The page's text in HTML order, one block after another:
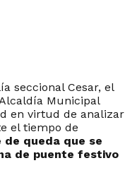
seccional Cesar, el
Municipal
en virtud de analizar
el tiempo de
de queda que se
de puente festivo